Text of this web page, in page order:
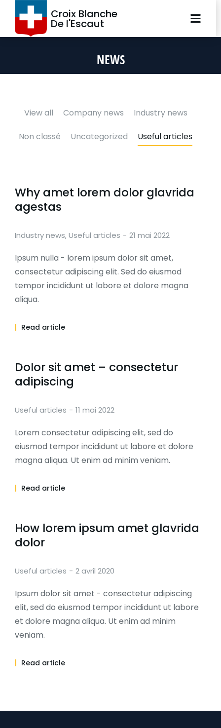
Croix Blanche
De l'Escaut
NEWS
View all Company news Industry news
Non classé Uncategorized Useful articles
Why amet lorem dolor glavrida
agestas
Industry news,Useful articles 21 mai 2022
Ipsum nulla - lorem ipsum dolor sit amet,
consectetur adipiscing elit. Sed do eiusmod
tempor incididunt ut labore et dolore magna
aliqua.
Read article
Dolor sit amet – consectetur
adipiscing
Useful articles 11 mai 2022
Lorem consectetur adipiscing elit, sed do
eiusmod tempor incididunt ut labore et dolore
magna aliqua. Ut enim ad minim veniam.
Read article
How lorem ipsum amet glavrida
dolor
Useful articles 2 avril 2020
Ipsum dolor sit amet - consectetur adipiscing
elit, sed do eiusmod tempor incididunt ut labore
et dolore magna aliqua. Ut enim ad minim
veniam.
Read article